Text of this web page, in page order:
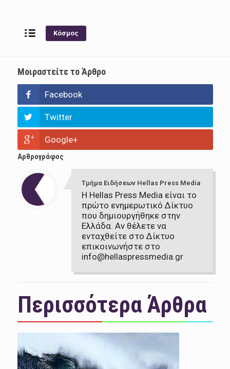
Κόσμος
Μοιραστείτε το Άρθρο
Facebook
Twitter
Google+
Αρθρογράφος
Τμήμα Ειδήσεων Hellas Press Media
Η Hellas Press Media είναι το
πρώτο ενημερωτικό Δίκτυο
που δημιουργήθηκε στην
Ελλάδα. Αν θέλετε να
ενταχθείτε στο Δίκτυο
επικοινωνήστε στο
info@hellaspressmedia.gr
Περισσότερα Άρθρα